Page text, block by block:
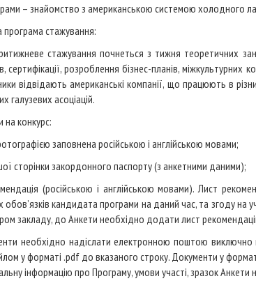
– знайомство з американською системою холодного
програма стажування:
стажування почнеться з тижня теоретичних
сертифікації, розроблення бізнес-планів, міжкультурних
відвідають американські компанії, що працюють в
галузевих асоціацій.
на конкурс:
заповнена російською і англійською мовами;
сторінки закордонного паспорту (з анкетними даними);
(російською і англійською мовами). Лист
кандидата програми на даний час, та згоду на
закладу, до Анкети необхідно додати лист
необхідно надіслати електронною поштою виключно
у форматі .pdf до вказаного строку. Документи у
інформацію про Програму, умови участі, зразок